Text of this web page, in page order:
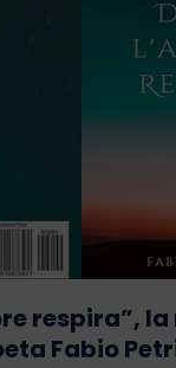
respira”,
Fabio